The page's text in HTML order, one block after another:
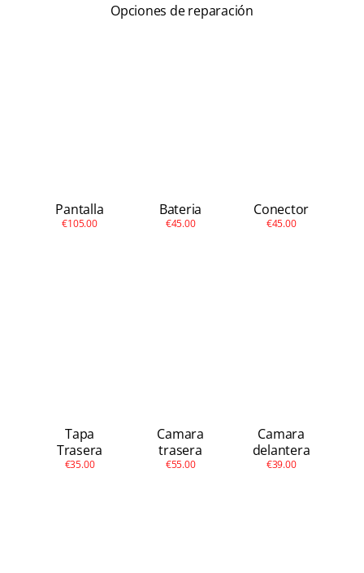
Opciones de reparación
Pantalla
€105.00
Bateria
€45.00
Conector
€45.00
Tapa
Trasera
€35.00
Camara
trasera
€55.00
Camara
delantera
€39.00